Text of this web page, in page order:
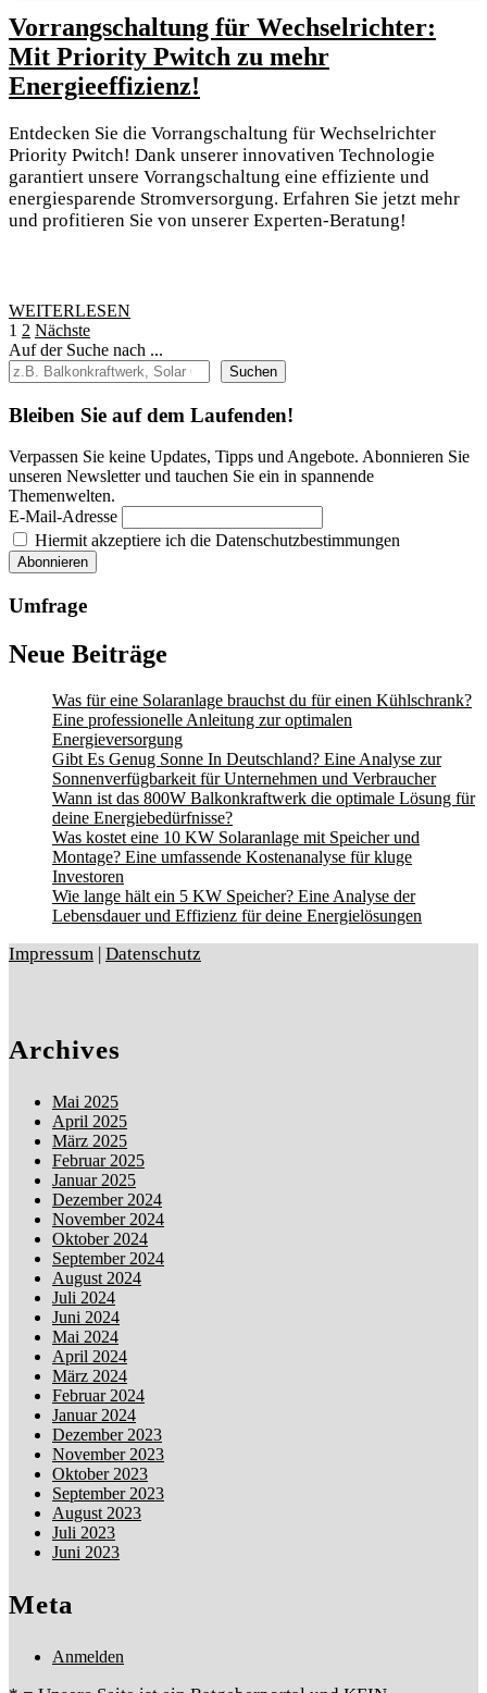
Vorrangschaltung für Wechselrichter:
Mit Priority Pwitch zu mehr
Energieeffizienz!
Wechselrichter:
Mit
Priority
Pwitch
Entdecken Sie die Vorrangschaltung für Wechselrichter
Priority Pwitch! Dank unserer innovativen Technologie
garantiert unsere Vorrangschaltung eine effiziente und
energiesparende Stromversorgung. Erfahren Sie jetzt mehr
und profitieren Sie von unserer Experten-Beratung!
WEITERLESEN
Seitennummerierung
der
Beiträge
1 2 Nächste
Auf der Suche nach ...
Suchen
Bleiben Sie auf dem Laufenden!
Verpassen Sie keine Updates, Tipps und Angebote. Abonnieren Sie
unseren Newsletter und tauchen Sie ein in spannende
Themenwelten.
E-Mail-Adresse
Hiermit akzeptiere ich die Datenschutzbestimmungen
Umfrage
Neue Beiträge
Was für eine Solaranlage brauchst du für einen Kühlschrank?
Eine professionelle Anleitung zur optimalen
Energieversorgung
Gibt Es Genug Sonne In Deutschland? Eine Analyse zur
Sonnenverfügbarkeit für Unternehmen und Verbraucher
Wann ist das 800W Balkonkraftwerk die optimale Lösung für
deine Energiebedürfnisse?
Was kostet eine 10 KW Solaranlage mit Speicher und
Montage? Eine umfassende Kostenanalyse für kluge
Investoren
Wie lange hält ein 5 KW Speicher? Eine Analyse der
Lebensdauer und Effizienz für deine Energielösungen
Impressum | Datenschutz
Archives
Mai 2025
April 2025
März 2025
Februar 2025
Januar 2025
Dezember 2024
November 2024
Oktober 2024
September 2024
August 2024
Juli 2024
Juni 2024
Mai 2024
April 2024
März 2024
Februar 2024
Januar 2024
Dezember 2023
November 2023
Oktober 2023
September 2023
August 2023
Juli 2023
Juni 2023
Meta
Anmelden